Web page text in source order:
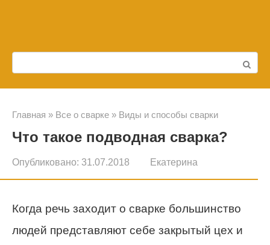
контенту
Главная » Все о сварке » Виды и способы сварки
Что такое подводная сварка?
Опубликовано: 31.07.2018 Екатерина
Когда речь заходит о сварке большинство
людей представляют себе закрытый цех и